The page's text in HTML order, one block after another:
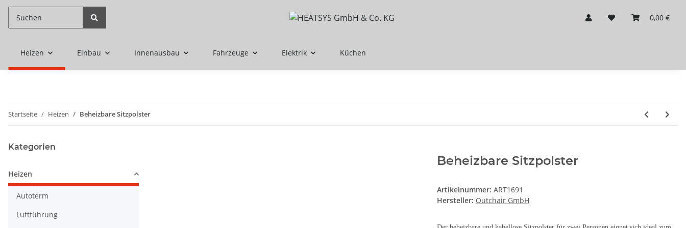
0,00 €
Heizen Einbau Innenausbau Fahrzeuge Elektrik Küchen
Startseite Heizen Beheizbare Sitzpolster
Beheizbare Sitzpolster
Artikelnummer: ART1691
Hersteller: Outchair GmbH
Kategorien
Heizen
Autoterm
Luftführung